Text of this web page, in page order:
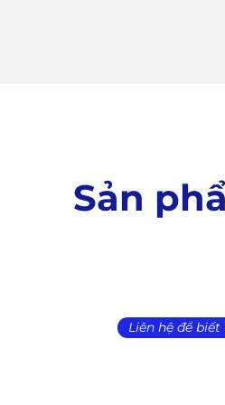
Sản
Liên hệ để